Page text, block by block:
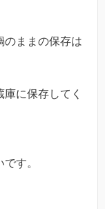
のままの保存は
に保存してく
す。